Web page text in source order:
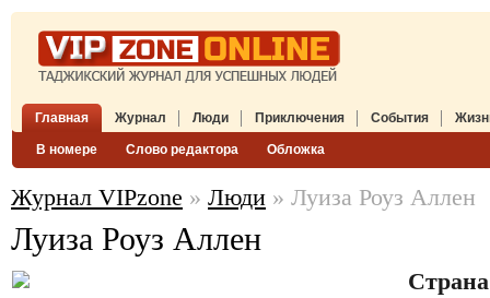
Главная Журнал
В номере Слово редактора Обложка
Люди Приключения События
Журнал VIPzone » Люди » Луиза Роуз Аллен
Луиза Роуз Аллен